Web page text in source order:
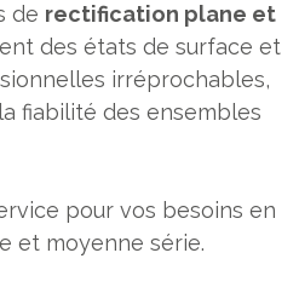
de rectification plane et
des états de surface et
irréprochables,
fiabilité des ensembles
pour vos besoins en
et moyenne série.